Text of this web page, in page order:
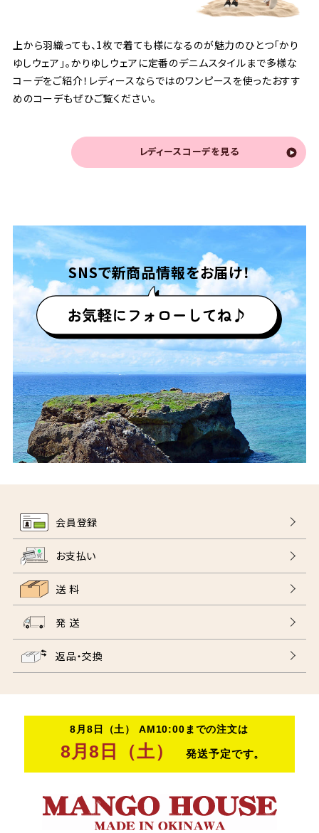
上から羽織っても、1枚で着ても様になるのが魅力のひとつ「かり
ゆしウェア」。かりゆしウェアに定番のデニムスタイルまで多様な
コーデをご紹介！レディースならではのワンピースを使ったおすす
めのコーデもぜひご覧ください。
レディースコーデを見る
SNSで新商品情報をお届け！
会員登録
お支払い
送 料
発 送
返品・交換